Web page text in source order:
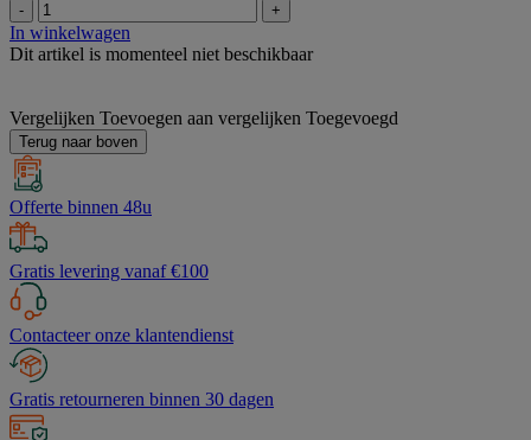
- +
In winkelwagen
Dit artikel is momenteel niet beschikbaar
Vergelijken Toevoegen aan vergelijken Toegevoegd
Terug naar boven
Offerte binnen 48u
Gratis levering vanaf €100
Contacteer onze klantendienst
Gratis retourneren binnen 30 dagen